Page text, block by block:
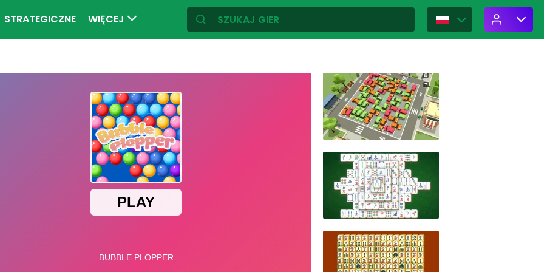
STRATEGICZNE WIĘCEJ